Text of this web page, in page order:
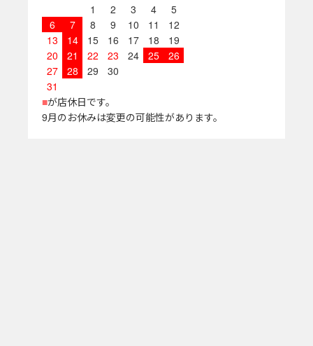
1
2 3 4
5
6
7 8 9 10 11
12
13
14 15 16 17 18
19
20
21 22 23 24 25
26
27
28 29
30
31
■が店休日です。
9月のお休みは変更の可能性があります。